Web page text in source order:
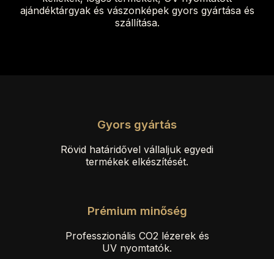
ajándéktárgyak és vászonképek gyors gyártása és
szállítása.
Gyors gyártás
Rövid határidővel vállaljuk egyedi
termékek elkészítését.
Prémium minőség
Professzionális CO2 lézerek és
UV nyomtatók.